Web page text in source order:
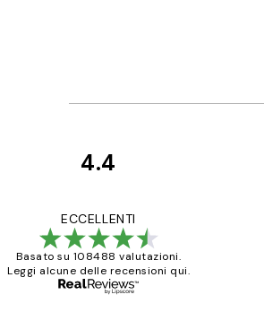
4.4
ECCELLENTI
Basato su 108488 valutazioni.
Leggi alcune delle recensioni qui.